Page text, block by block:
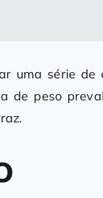
uma série de
de peso